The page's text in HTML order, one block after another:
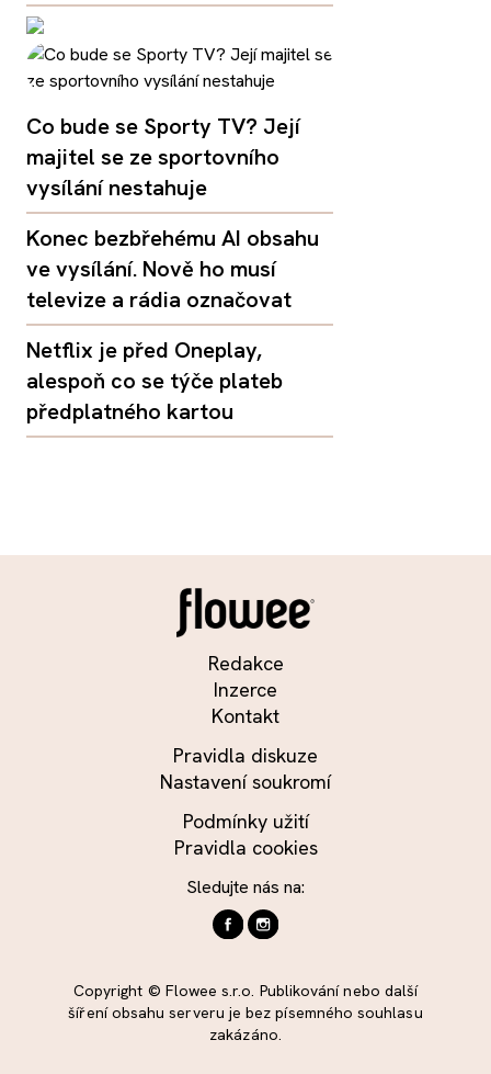
Co bude se Sporty TV? Její
majitel se ze sportovního
vysílání nestahuje
Konec bezbřehému AI obsahu
ve vysílání. Nově ho musí
televize a rádia označovat
Netflix je před Oneplay,
alespoň co se týče plateb
předplatného kartou
Redakce
Inzerce
Kontakt
Pravidla diskuze
Nastavení soukromí
Podmínky užití
Pravidla cookies
Sledujte nás na:
Copyright © Flowee s.r.o. Publikování nebo další
šíření obsahu serveru je bez písemného souhlasu
zakázáno.